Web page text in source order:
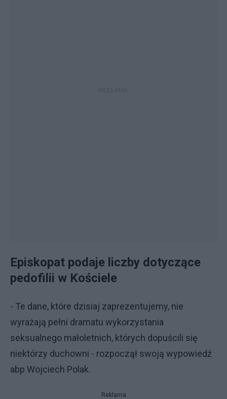
Episkopat podaje liczby dotyczące
pedofilii w Kościele
- Te dane, które dzisiaj zaprezentujemy, nie
wyrażają pełni dramatu wykorzystania
seksualnego małoletnich, których dopuścili się
niektórzy duchowni - rozpoczął swoją wypowiedź
abp Wojciech Polak.
Reklama